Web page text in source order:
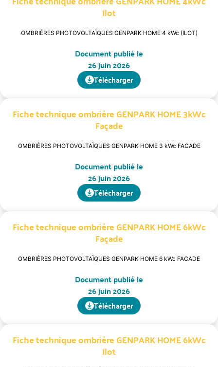
Ilot
OMBRIÈRES PHOTOVOLTAÏQUES GENPARK HOME 4 kWc (ILOT)
Document publié le
26 juin 2026
Télécharger
Fiche technique ombrière GENPARK HOME 3kWc
Façade
OMBRIÈRES PHOTOVOLTAÏQUES GENPARK HOME 3 kWc FACADE
Document publié le
26 juin 2026
Télécharger
Fiche technique ombrière GENPARK HOME 6kWc
Façade
OMBRIÈRES PHOTOVOLTAÏQUES GENPARK HOME 6 kWc FACADE
Document publié le
26 juin 2026
Télécharger
Fiche technique ombrière GENPARK HOME 6kWc
Ilot